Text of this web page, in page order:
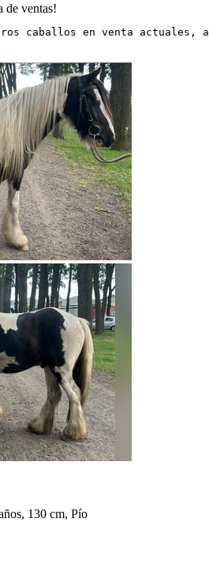
de ventas!
caballos en venta actuales,
130 cm, Pío